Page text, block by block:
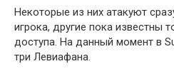
Некоторые из них атакуют
игрока, другие пока известны
доступа. На данный момент в
три Левиафана.